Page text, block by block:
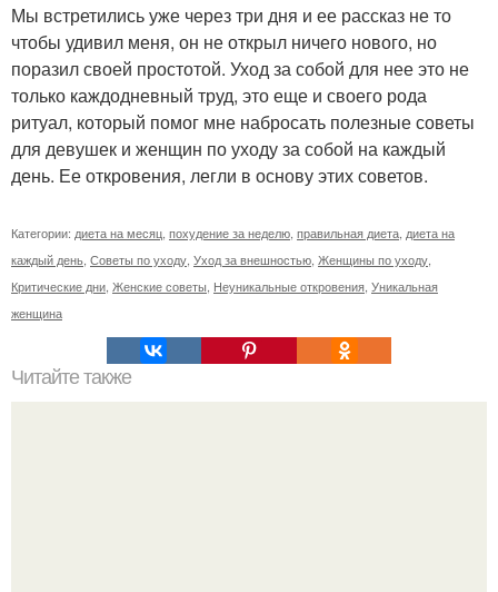
Мы встретились уже через три дня и ее рассказ не то
чтобы удивил меня, он не открыл ничего нового, но
поразил своей простотой. Уход за собой для нее это не
только каждодневный труд, это еще и своего рода
ритуал, который помог мне набросать полезные советы
для девушек и женщин по уходу за собой на каждый
день. Ее откровения, легли в основу этих советов.
Категории: диета на месяц похудение за неделю правильная диета диета на
каждый день Советы по уходу Уход за внешностью Женщины по уходу
Критические дни Женские советы Неуникальные откровения Уникальная
женщина
Читайте также